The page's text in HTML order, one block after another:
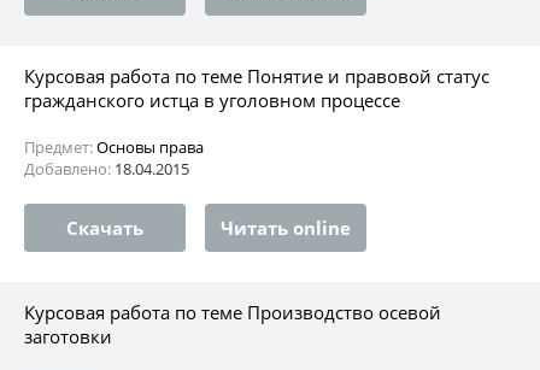
Курсовая работа по теме Понятие и правовой статус
гражданского истца в уголовном процессе
Предмет:Основы права
Добавлено: 18.04.2015
Скачать Читать online
Курсовая работа по теме Производство осевой
заготовки